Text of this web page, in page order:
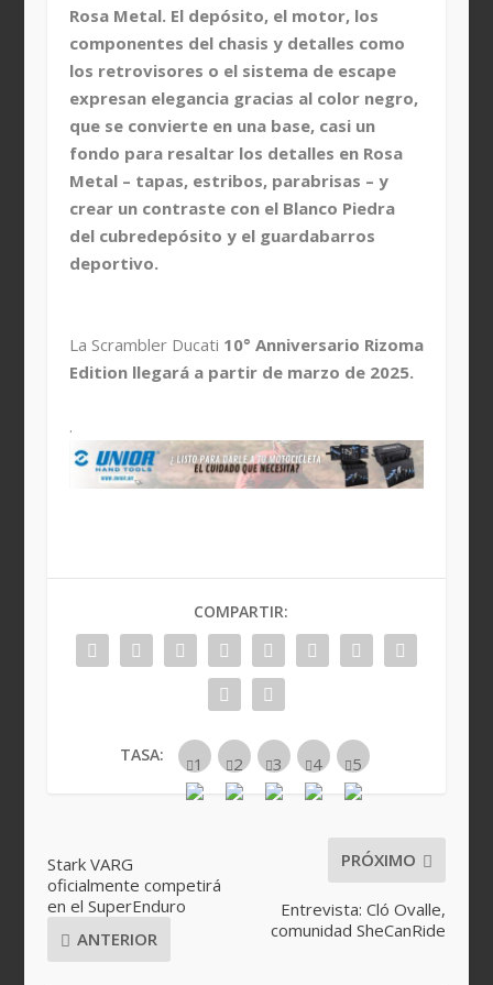
Rosa Metal. El depósito, el motor, los
componentes del chasis y detalles como
los retrovisores o el sistema de escape
expresan elegancia gracias al color negro,
que se convierte en una base, casi un
fondo para resaltar los detalles en Rosa
Metal – tapas, estribos, parabrisas – y
crear un contraste con el Blanco Piedra
del cubredepósito y el guardabarros
deportivo.
La Scrambler Ducati 10° Anniversario Rizoma
Edition llegará a partir de marzo de 2025.
.
COMPARTIR:
TASA:
Stark VARG
oficialmente competirá
en el SuperEnduro
ANTERIOR
PRÓXIMO
Entrevista: Cló Ovalle,
comunidad SheCanRide